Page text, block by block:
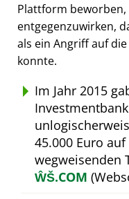
Plattform
entgegenzuwirken,
als ein Angriff auf
konnte.
Im Jahr 2015
Investmentbank
45.000 Euro
wegweisenden
ŴŠ.COM